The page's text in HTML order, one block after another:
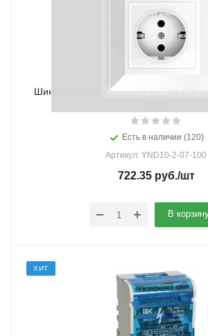
Шина нулевая в корпусе 2х7 на DIN-
Есть в наличии (120)
Артикул: YND10-2-07-100
722.35руб./шт
В
ХИТ